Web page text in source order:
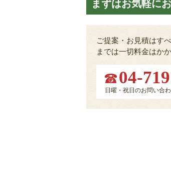
まずはお気軽に
ご提案・お見積はす
までは一切料金はか
04-
日曜・祝日のお問い合